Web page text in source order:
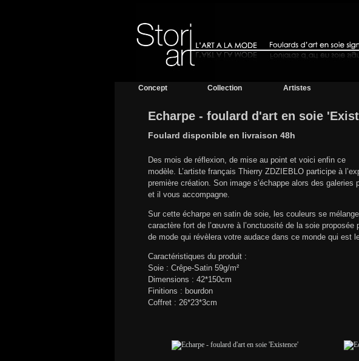
Concept Collection Artistes
Echarpe - foulard d'art en soie
Foulard disponible en livraison 48h
Des mois de réflexion, de mise au point et voici enfin ce
modèle. L’artiste français Thierry ZDZIEBLO participe à
première création. Son image s’échappe alors des
et il vous accompagne.
Sur cette écharpe en satin de soie, les couleurs se
caractère fort de l’œuvre à l’onctuosité de la soie
de mode qui révèlera votre audace dans ce monde qui est
Caractéristiques du produit :
Soie : Crêpe-Satin 59g/m²
Dimensions : 42*150cm
Finitions : bourdon
Coffret : 26*23*3cm